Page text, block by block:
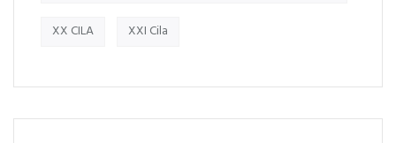
XX CILA XXI Cila